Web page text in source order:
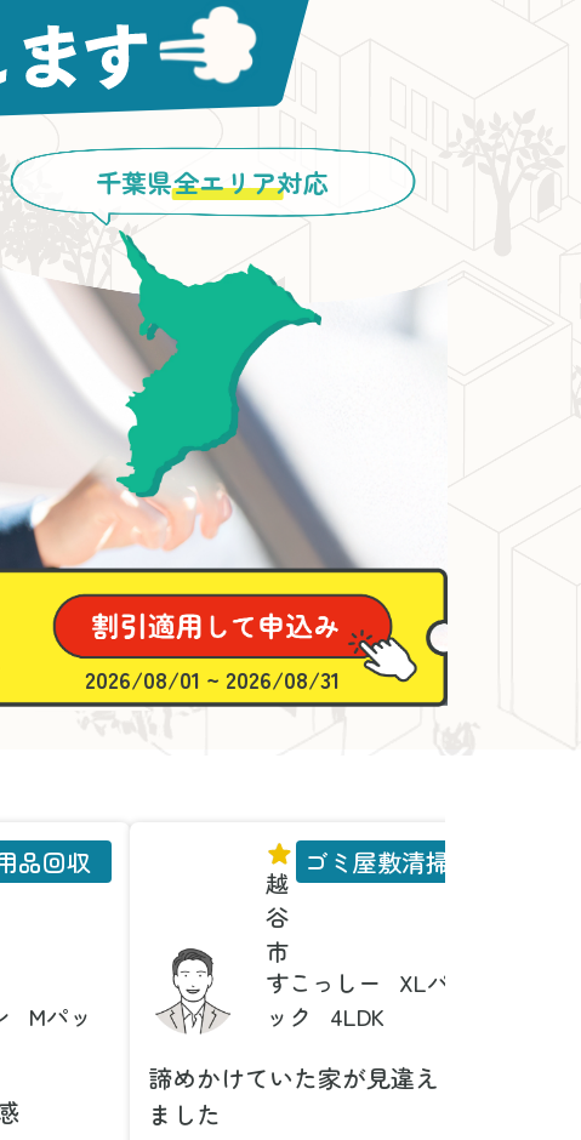
2026/08/01 ~ 2026/08/31
千葉県全エリア対応
Mパッ
品回収
越
谷
市
すこっしー
XLパ
ック
4LDK
ゴミ屋敷清掃
諦めかけていた家が見違え
ました